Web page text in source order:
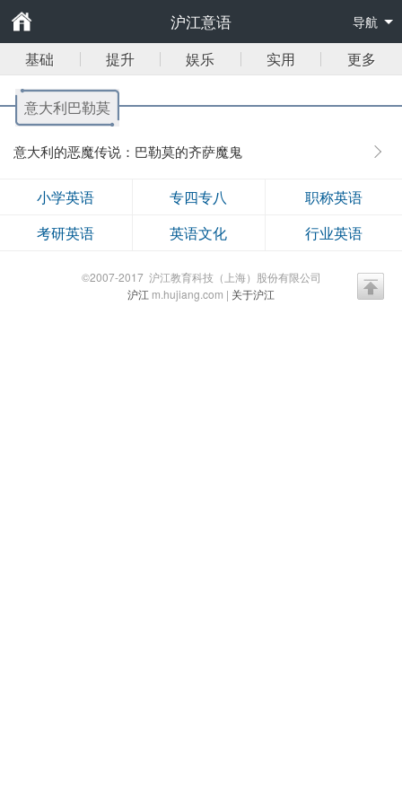
沪江意语 导航
基础 提升 娱乐 实用 更多
意大利巴勒莫
意大利的恶魔传说：巴勒莫的齐萨魔鬼
小学英语 专四专八
职称英语
考研英语
英语文化 行业英语
©2007-2017 沪江教育科技（上海）股份有限公司
沪江 m.hujiang.com | 关于沪江